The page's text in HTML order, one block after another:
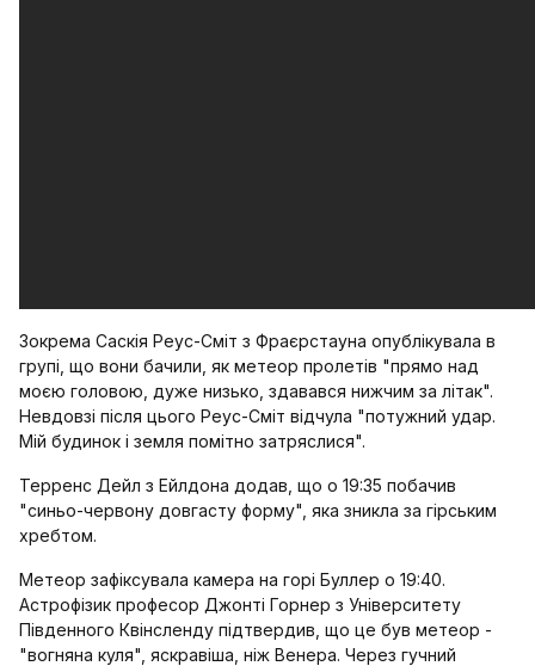
Зокрема Саскія Реус-Сміт з Фраєрстауна опублікувала в
групі, що вони бачили, як метеор пролетів "прямо над
моєю головою, дуже низько, здавався нижчим за літак".
Невдовзі після цього Реус-Сміт відчула "потужний удар.
Мій будинок і земля помітно затряслися".
Терренс Дейл з Ейлдона додав, що о 19:35 побачив
"синьо-червону довгасту форму", яка зникла за гірським
хребтом.
Метеор зафіксувала камера на горі Буллер о 19:40.
Астрофізик професор Джонті Горнер з Університету
Південного Квінсленду підтвердив, що це був метеор -
"вогняна куля", яскравіша, ніж Венера. Через гучний